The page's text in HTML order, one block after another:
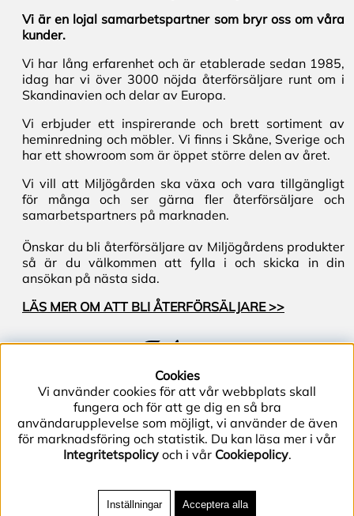
Vi är en lojal samarbetspartner som bryr oss om våra
kunder.
Vi har lång erfarenhet och är etablerade sedan 1985,
idag har vi över 3000 nöjda återförsäljare runt om i
Skandinavien och delar av Europa.
Vi erbjuder ett inspirerande och brett sortiment av
heminredning och möbler. Vi finns i Skåne, Sverige och
har ett showroom som är öppet större delen av året.
Vi vill att Miljögården ska växa och vara tillgängligt
för många och ser gärna fler återförsäljare och
samarbetspartners på marknaden.
Önskar du bli återförsäljare av Miljögårdens produkter
så är du välkommen att fylla i och skicka in din
ansökan på nästa sida.
LÄS MER OM ATT BLI ÅTERFÖRSÄLJARE >>
Följ oss
Telefon (+46) 40–40 86 40 | E-post
info@miljogarden.com
| Bolagsgatan 2, 233 51
Cookies
Vi använder cookies för att vår webbplats skall
fungera och för att ge dig en så bra
användarupplevelse som möjligt, vi använder de även
för marknadsföring och statistik. Du kan läsa mer i vår
Integritetspolicyoch i vår Cookiepolicy.
Inställningar Acceptera alla